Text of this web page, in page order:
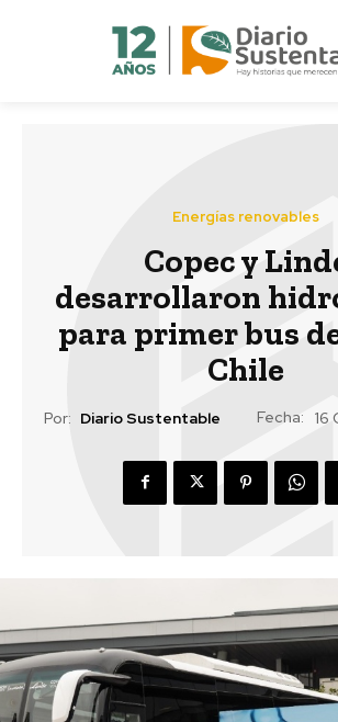
Energías renovables
Copec y
desarrollaron
para primer bus
Chile
Por: Diario Sustentable Fecha: 16